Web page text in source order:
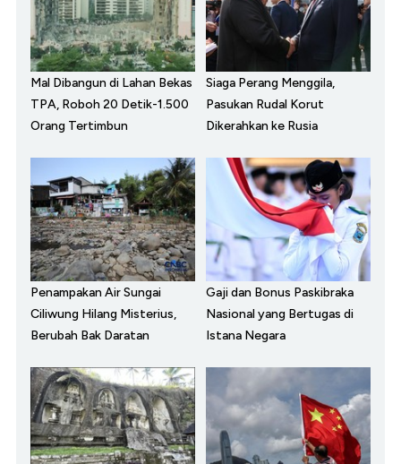
Mal Dibangun di Lahan Bekas
TPA, Roboh 20 Detik-1.500
Orang Tertimbun
Siaga Perang Menggila,
Pasukan Rudal Korut
Dikerahkan ke Rusia
Penampakan Air Sungai
Ciliwung Hilang Misterius,
Berubah Bak Daratan
Gaji dan Bonus Paskibraka
Nasional yang Bertugas di
Istana Negara